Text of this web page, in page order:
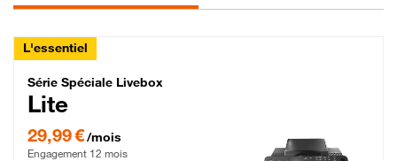
L'essentiel
Série Spéciale Livebox Lite Fibre
Série Spéciale Livebox
Lite
29,99 €/mois
Engagement 12 mois